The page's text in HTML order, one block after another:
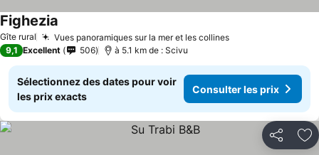
Gîte rural Vues panoramiques sur la mer et les collinesConsulter les
Fighezia
9,1 Excellent 506 à 5.1 km de : Scivu
Sélectionnez des dates pour voir
les prix exacts
Consulter les prix
Partager